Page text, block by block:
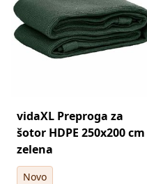
vidaXL Preproga za
šotor HDPE 250x200 cm
zelena
Novo